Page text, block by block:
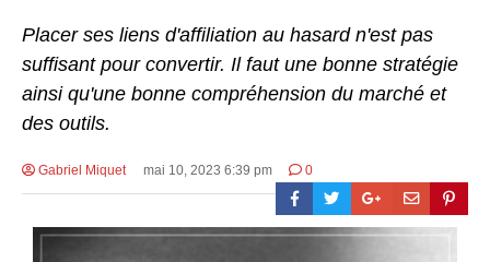
Placer ses liens d'affiliation au hasard n'est pas
suffisant pour convertir. Il faut une bonne stratégie
ainsi qu'une bonne compréhension du marché et
des outils.
Gabriel Miquet mai 10, 2023 6:39 pm 0